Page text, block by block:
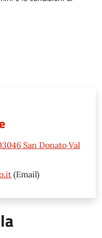
San Donato Val
(Email)